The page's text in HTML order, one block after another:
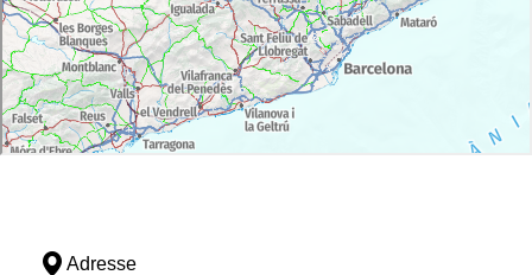
Adresse